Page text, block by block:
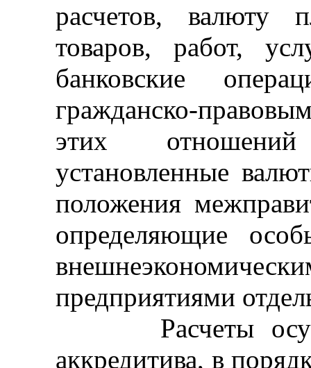
расчетов, валюту
товаров, работ,
банковские
гражданско-
этих
установленные
положения
определяющие
предприятиями
Расчеты
аккредитива, в